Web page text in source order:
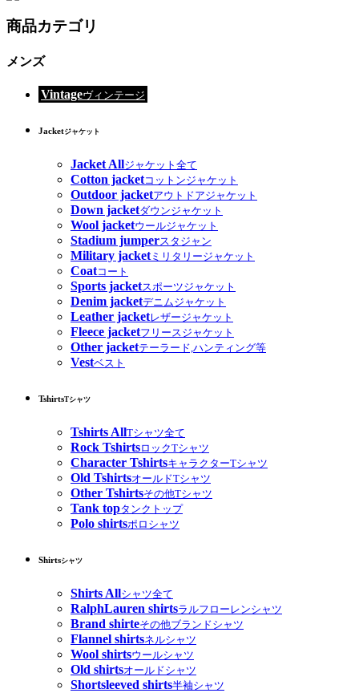
商品カテゴリ
メンズ
Vintageヴィンテージ
Jacketジャケット
Jacket Allジャケット全て
Cotton jacketコットンジャケット
Outdoor jacketアウトドアジャケット
Down jacketダウンジャケット
Wool jacketウールジャケット
Stadium jumperスタジャン
Military jacketミリタリージャケット
Coatコート
Sports jacketスポーツジャケット
Denim jacketデニムジャケット
Leather jacketレザージャケット
Fleece jacketフリースジャケット
Other jacketテーラード,ハンティング等
Vestベスト
TshirtsTシャツ
Tshirts AllTシャツ全て
Rock TshirtsロックTシャツ
Character TshirtsキャラクターTシャツ
Old TshirtsオールドTシャツ
Other Tshirtsその他Tシャツ
Tank topタンクトップ
Polo shirtsポロシャツ
Shirtsシャツ
Shirts Allシャツ全て
RalphLauren shirtsラルフローレンシャツ
Brand shirteその他ブランドシャツ
Flannel shirtsネルシャツ
Wool shirtsウールシャツ
Old shirtsオールドシャツ
Shortsleeved shirts半袖シャツ